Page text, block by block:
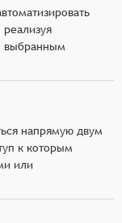
выбранным
напрямую двум
к которым
или